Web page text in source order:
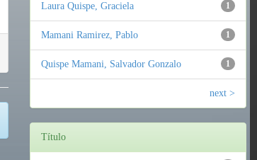
1
Laura Quispe, Graciela
1
Mamani Ramirez, Pablo
1
Quispe Mamani, Salvador Gonzalo
next >
Título